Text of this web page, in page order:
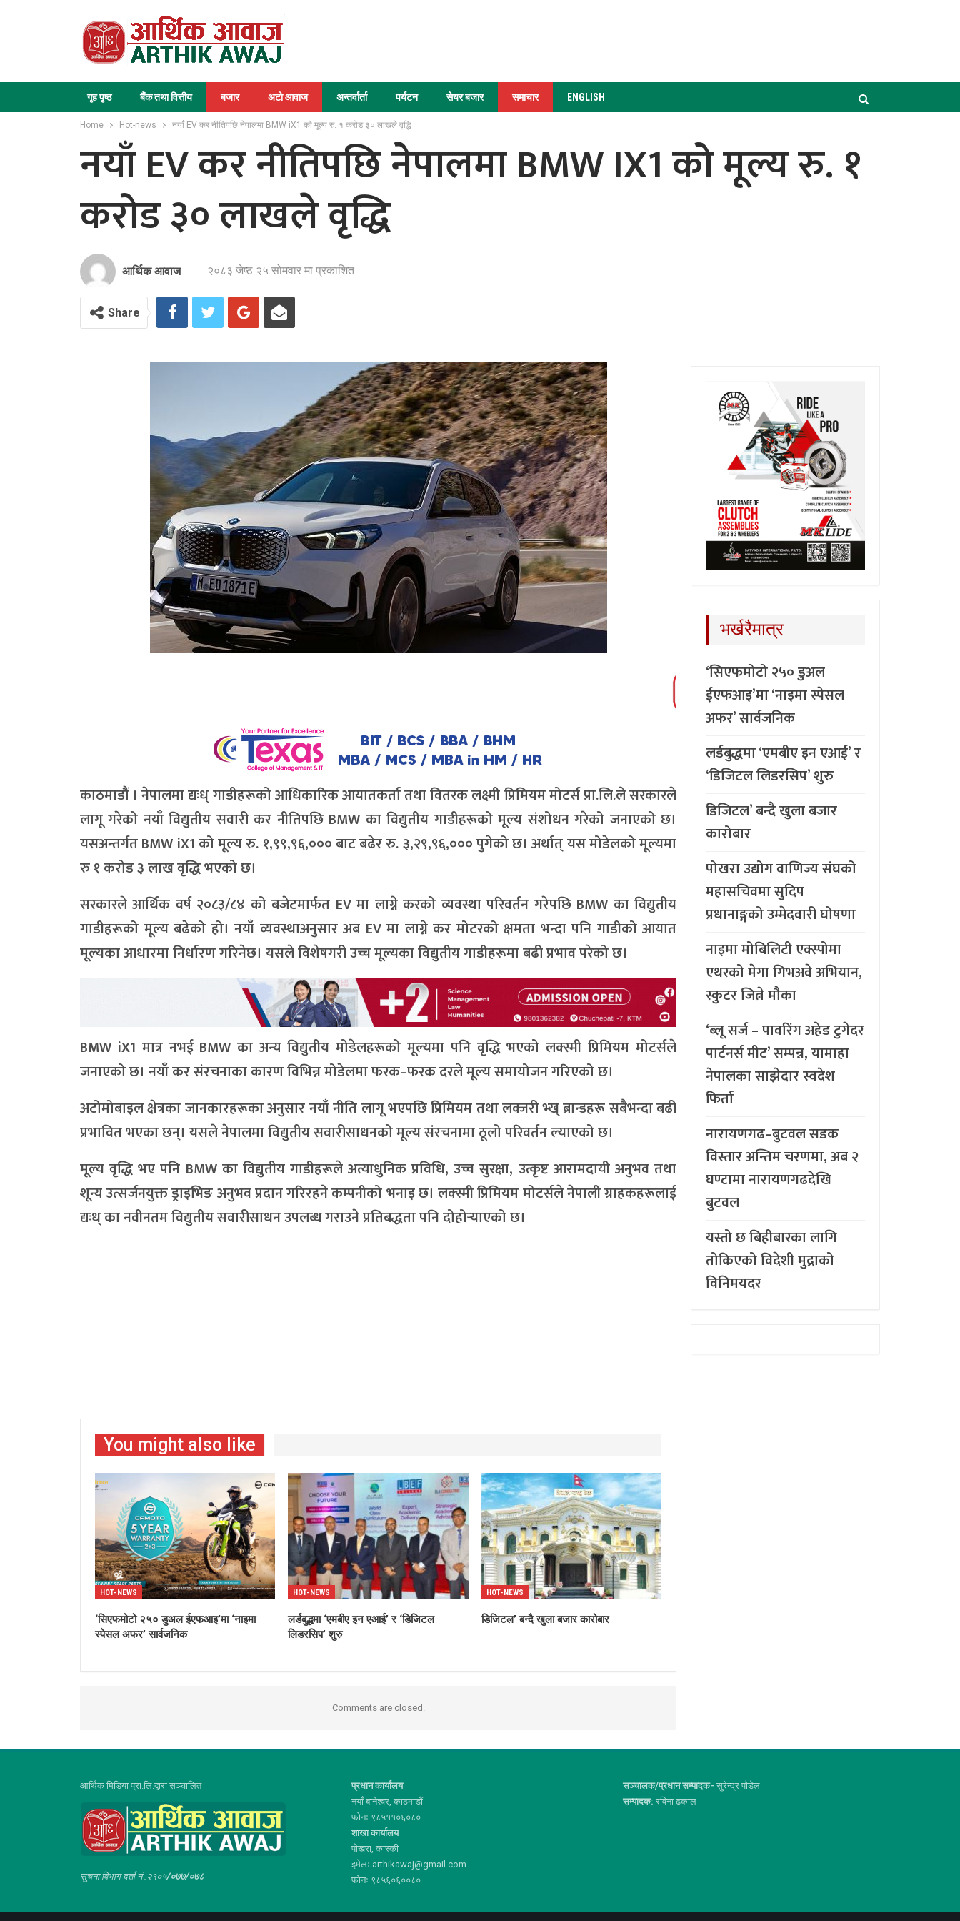
गृह पृष्ठ बैंक तथा वित्तीय बजार अटो आवाज अन्तर्वार्ता पर्यटन सेयर बजार समाचार ENGLISH
Home Hot-news नयाँ EV कर नीतिपछि नेपालमा BMW iX1 को मूल्य रु. १ करोड ३० लाखले वृद्धि
नयाँ EV कर नीतिपछि नेपालमा BMW IX1 को मूल्य रु. १
करोड ३० लाखले वृद्धि
आर्थिक आवाज २०८३ जेष्ठ २५ सोमवार मा प्रकाशित
Share
काठमाडौं । नेपालमा द्यःध् गाडीहरूको आधिकारिक आयातकर्ता तथा वितरक लक्ष्मी प्रिमियम मोटर्स प्रा.लि.ले सरकारले
लागू गरेको नयाँ विद्युतीय सवारी कर नीतिपछि BMW का विद्युतीय गाडीहरूको मूल्य संशोधन गरेको जनाएको छ।
यसअन्तर्गतBMW iX1को मूल्य रु. १,९९,९६,००० बाट बढेर रु. ३,२९,९६,००० पुगेको छ। अर्थात् यस मोडेलको मूल्यमा
रु १ करोड ३ लाख वृद्धि भएको छ।
सरकारले आर्थिक वर्ष २०८३/८४ को बजेटमार्फत EV मा लाग्ने करको व्यवस्था परिवर्तन गरेपछि BMW का विद्युतीय
गाडीहरूको मूल्य बढेको हो। नयाँ व्यवस्थाअनुसार अब EV मा लाग्ने कर मोटरको क्षमता भन्दा पनि गाडीको आयात
मूल्यका आधारमा निर्धारण गरिनेछ। यसले विशेषगरी उच्च मूल्यका विद्युतीय गाडीहरूमा बढी प्रभाव परेको छ।
BMW iX1 मात्र नभई BMW का अन्य विद्युतीय मोडेलहरूको मूल्यमा पनि वृद्धि भएको लक्स्मी प्रिमियम मोटर्सले
जनाएको छ। नयाँ कर संरचनाका कारण विभिन्न मोडेलमा फरक–फरक दरले मूल्य समायोजन गरिएको छ।
अटोमोबाइल क्षेत्रका जानकारहरूका अनुसार नयाँ नीति लागू भएपछि प्रिमियम तथा लक्जरी भ्ख् ब्रान्डहरू सबैभन्दा बढी
प्रभावित भएका छन्। यसले नेपालमा विद्युतीय सवारीसाधनको मूल्य संरचनामा ठूलो परिवर्तन ल्याएको छ।
मूल्य वृद्धि भए पनि BMW का विद्युतीय गाडीहरूले अत्याधुनिक प्रविधि, उच्च सुरक्षा, उत्कृष्ट आरामदायी अनुभव तथा
शून्य उत्सर्जनयुक्त ड्राइभिङ अनुभव प्रदान गरिरहने कम्पनीको भनाइ छ। लक्स्मी प्रिमियम मोटर्सले नेपाली ग्राहकहरूलाई
द्यःध् का नवीनतम विद्युतीय सवारीसाधन उपलब्ध गराउने प्रतिबद्धता पनि दोहोर्‍याएको छ।
You might also like
HOT-NEWS
‘सिएफमोटो २५० डुअल ईएफआइ’मा ‘नाइमा
स्पेसल अफर’ सार्वजनिक
HOT-NEWS
लर्डबुद्धमा ‘एमबीए इन एआई’ र ‘डिजिटल
लिडरसिप’ शुरु
HOT-NEWS
डिजिटल’ बन्दै खुला बजार कारोबार
Comments are closed.
भर्खरैमात्र
‘सिएफमोटो २५० डुअल
ईएफआइ’मा ‘नाइमा स्पेसल
अफर’ सार्वजनिक
लर्डबुद्धमा ‘एमबीए इन एआई’ र
‘डिजिटल लिडरसिप’ शुरु
डिजिटल’ बन्दै खुला बजार
कारोबार
पोखरा उद्योग वाणिज्य संघको
महासचिवमा सुदिप
प्रधानाङ्गको उम्मेदवारी घोषणा
नाइमा मोबिलिटी एक्स्पोमा
एथरको मेगा गिभअवे अभियान,
स्कुटर जित्ने मौका
‘ब्लू सर्ज – पावरिंग अहेड टुगेदर
पार्टनर्स मीट’ सम्पन्न, यामाहा
नेपालका साझेदार स्वदेश
फिर्ता
नारायणगढ–बुटवल सडक
विस्तार अन्तिम चरणमा, अब २
घण्टामा नारायणगढदेखि
बुटवल
यस्तो छ बिहीबारका लागि
तोकिएको विदेशी मुद्राको
विनिमयदर
आर्थिक मिडिया प्रा.लि.द्वारा सञ्चालित
सूचना विभाग दर्ता नं :२१०५/०७७/०७८
प्रधान कार्यालय
नयाँ बानेश्वर, काठमाडौं
फोनः ९८५११०६०८०
शाखा कार्यालय
पोखरा, कास्की
इमेलः arthikawaj@gmail.com
फोनः ९८५६०६००८०
सञ्चालक/प्रधान सम्पादक- सुरेन्द्र पौडेल
सम्पादक: रविना ढकाल